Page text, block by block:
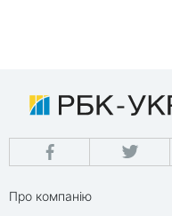
Про компанію